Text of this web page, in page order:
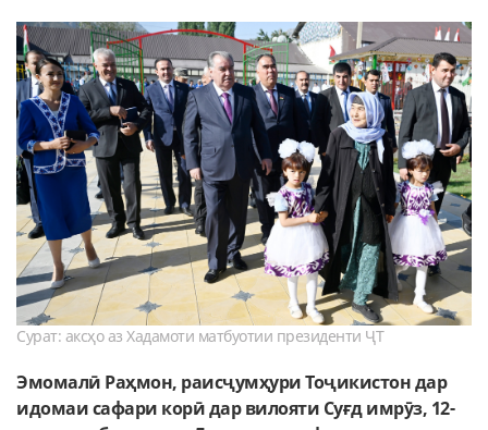
Сурат: аксҳо аз Хадамоти матбуотии президенти ҶТ
Эмомалӣ Раҳмон, раисҷумҳури Тоҷикистон дар
идомаи сафари корӣ дар вилояти Суғд имрӯз, 12-